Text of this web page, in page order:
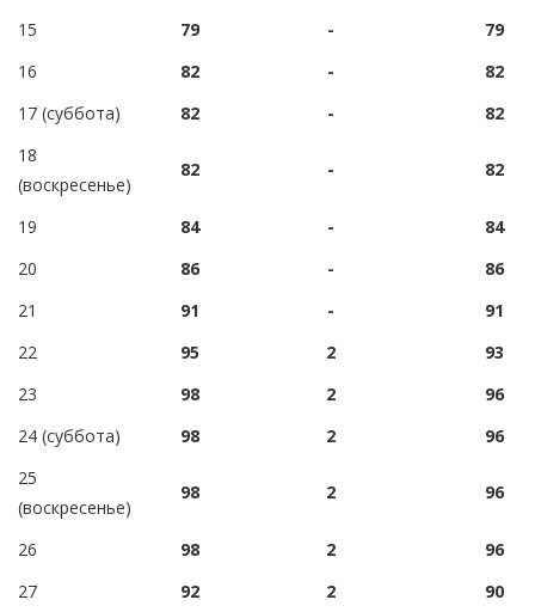
15
79 -
79
16
82 -
82
17 (суббота)
82 -
82
18
(воскресенье)
82 - 82
19 84 -
84
20
86 -
86
21
91 -
91
22
95 2
93
23
98 2
96
24 (суббота)
98 2
96
25
(воскресенье)
98 2 96
26 98 2
96
27
92 2
90